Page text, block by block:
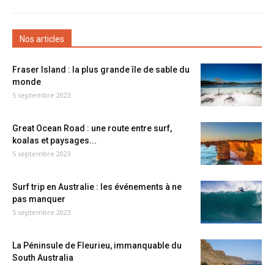
Nos articles
Fraser Island : la plus grande île de sable du
monde
5 septembre 2023
Great Ocean Road : une route entre surf,
koalas et paysages...
5 septembre 2023
Surf trip en Australie : les événements à ne
pas manquer
5 septembre 2023
La Péninsule de Fleurieu, immanquable du
South Australia